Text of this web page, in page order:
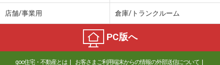
店舗/事業用 倉庫/トランクルーム
PC版へ
goo住宅・不動産とは お客さまご利用端末からの情報の外部送信について